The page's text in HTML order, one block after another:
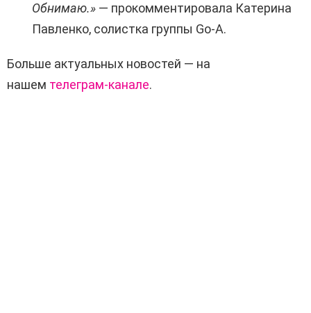
Обнимаю.» — прокомментировала Катерина
Павленко, солистка группы Go-A.
Больше актуальных новостей — на
нашем телеграм-канале.